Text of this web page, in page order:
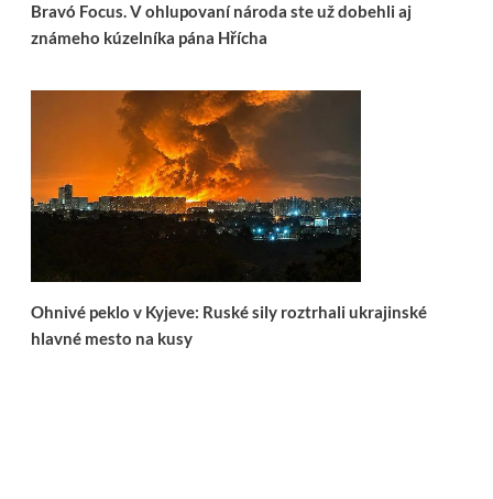
Bravó Focus. V ohlupovaní národa ste už dobehli aj
známeho kúzelníka pána Hřícha
Ohnivé peklo v Kyjeve: Ruské sily roztrhali ukrajinské
hlavné mesto na kusy